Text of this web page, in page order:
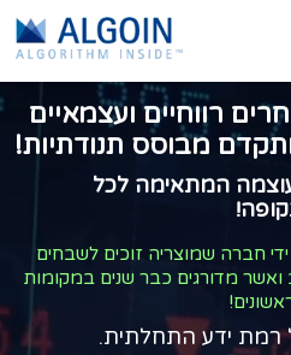
רווחיים ועצמאיים
מבוסס תנודתיות!
המתאימה לכל
חברה שמוצריה זוכים לשבחים
ואשר מדורגים כבר שנים במקומות
ידע התחלתית.